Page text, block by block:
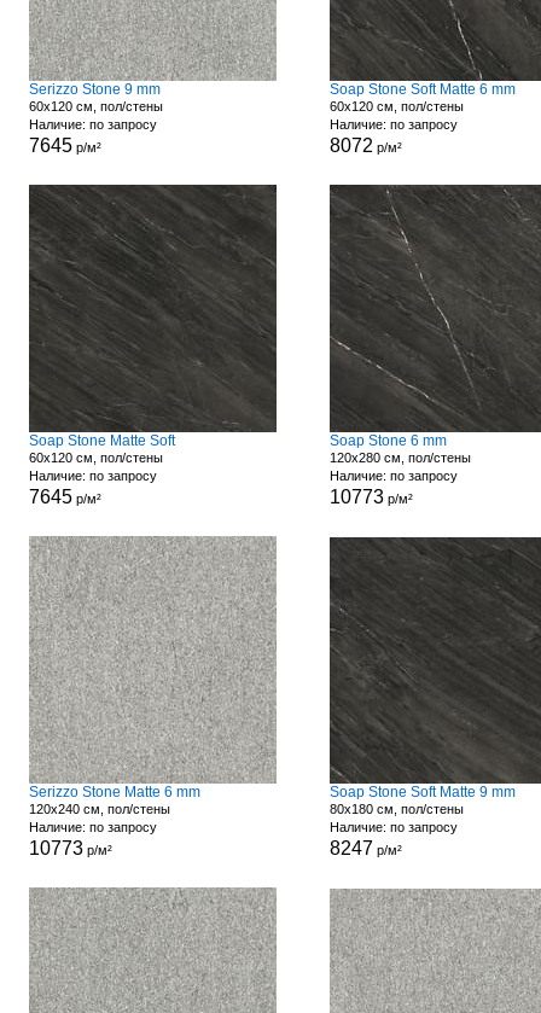
Serizzo Stone 9 mm
60x120 см, пол/стены
Наличие: по запросу
7645р/м²
Soap Stone Soft Matte 6 mm
60x120 см, пол/стены
Наличие: по запросу
8072 р/м²
Soap Stone Matte Soft
60x120 см, пол/стены
Наличие: по запросу
7645р/м²
Soap Stone 6 mm
120x280 см, пол/стены
Наличие: по запросу
10773р/м²
Serizzo Stone Matte 6 mm
120x240 см, пол/стены
Наличие: по запросу
10773р/м²
Soap Stone Soft Matte 9 mm
80x180 см, пол/стены
Наличие: по запросу
8247 р/м²